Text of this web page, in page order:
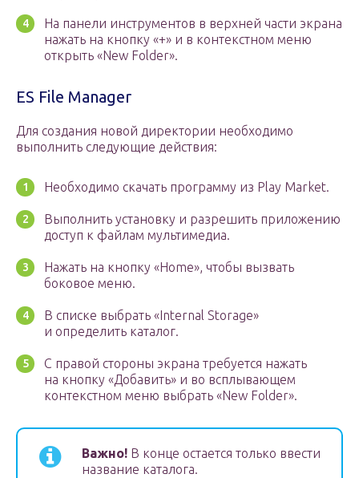
На панели инструментов в верхней части экрана
нажать на кнопку «+» и в контекстном меню
открыть «New Folder».
ES File Manager
Для создания новой директории необходимо
выполнить следующие действия:
Необходимо скачать программу из Play Market.
Выполнить установку и разрешить приложению
доступ к файлам мультимедиа.
Нажать на кнопку «Home», чтобы вызвать
боковое меню.
В списке выбрать «Internal Storage»
и определить каталог.
С правой стороны экрана требуется нажать
на кнопку «Добавить» и во всплывающем
контекстном меню выбрать «New Folder».
Важно! В конце остается только ввести
название каталога.